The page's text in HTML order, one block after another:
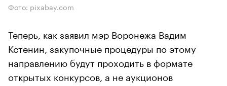
Фото: pixabay.com
Теперь, как заявил мэр Воронежа Вадим
Кстенин, закупочные процедуры по этому
направлению будут проходить в формате
открытых конкурсов, а не аукционов